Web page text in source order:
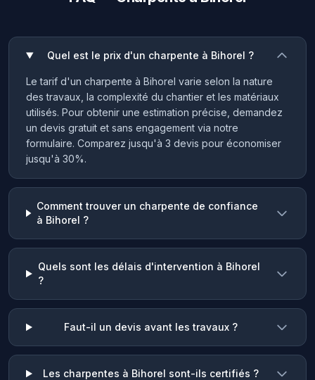
Quel est le prix d'un charpente à Bihorel ?
Le tarif d'un charpente à Bihorel varie selon la nature
des travaux, la complexité du chantier et les matériaux
utilisés. Pour obtenir une estimation précise, demandez
un devis gratuit et sans engagement via notre
formulaire. Comparez jusqu'à 3 devis pour économiser
jusqu'à 30%.
Comment trouver un charpente de confiance
à Bihorel ?
Quels sont les délais d'intervention à Bihorel
?
Faut-il un devis avant les travaux ?
Les charpentes à Bihorel sont-ils certifiés ?